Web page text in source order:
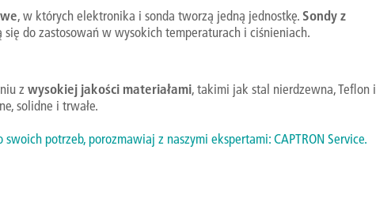
, w których elektronika i sonda tworzą jedną jednostkę. Sondy z
się do zastosowań w wysokich temperaturach i ciśnieniach.
z wysokiej jakości materiałami, takimi jak stal nierdzewna, Teflon i
solidne i trwałe.
potrzeb, porozmawiaj z naszymi ekspertami: CAPTRON Service.